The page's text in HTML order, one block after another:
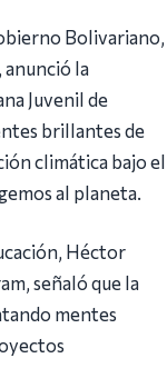
Bolivariano,
anunció la
Juvenil de
brillantes de
climática bajo el
al planeta.
Héctor
señaló que la
mentes